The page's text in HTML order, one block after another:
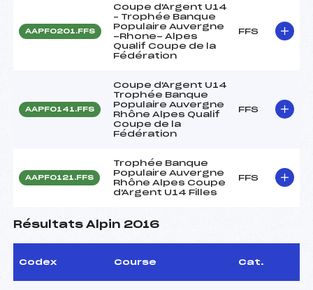
AAPF0201.FFS
Coupe d'Argent U14
– Trophée Banque
Populaire Auvergne
-Rhone- Alpes
Qualif Coupe de la
Fédération
FFS
AAPF0141.FFS
Coupe d'Argent U14
Trophée Banque
Populaire Auvergne
Rhône Alpes Qualif
Coupe de la
Fédération
FFS
AAPF0121.FFS
Trophée Banque
Populaire Auvergne
Rhône Alpes Coupe
d'Argent U14 Filles
FFS
Résultats Alpin 2016
Codex Course Cat.